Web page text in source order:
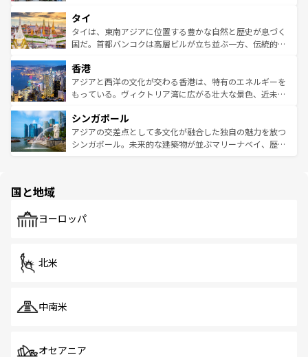
リティに包まれながら、韓国の多彩な魅力を心ゆくまで味
わってみてほしい。 なお、新着の韓国情報はコンテンツ一
覧を参照してほしい。
急速な発展と共に伝統が息づく。ハノイの古い町並みやホ
ーチミン市のフランス統治時代の建物も、独特の雰囲気を
醸し出している。また、バラエティの豊かさとおいしさで
とつ。フォーやバインミー、ベトナムコーヒーなどは、ぜ
ひ現地で味わいたい。どの地域を訪れてもあたたかい人々
が旅行者を迎えてくれるので、きっと忘れられない旅にな
参照してほしい。
タイ
タイは、東南アジアに位置する豊かな自然と歴史が息づく
国だ。首都バンコクは高層ビルが立ち並ぶ一方、伝統的な
の活気が交差している。北部ではチェンマイなどの山岳地
帯で自然と触れ合い、南部ではプーケットやクラビの美し
いビーチでリゾート気分を楽しむことができる。タイ料理
激する。気候は一年中温暖で、どの季節にも異なる楽しみ
が待っている。親しみやすいタイの人々、仏教を中心とし
た文化、そして多様な観光資源が、訪れる旅人を魅了し続
香港
アジアと西洋の文化が交わる香港は、特有のエネルギーを
もっている。ヴィクトリア湾に広がる壮大な景色、近未来
み、どこを訪れても感動するはず。観光スポットが密集し
ており、効率よく見どころを回れるのも魅力。息をのむよ
うな絶景から文化的な体験まで、香港を存分に楽しみ尽く
シンガポール
アジアの交差点として多文化が融合した独自の魅力を放つ
シンガポール。未来的な建築物が並ぶマリーナベイ、歴史
で、ホーカーズは地元の風情を楽しめる外せないスポット
国と地域
ヨーロッパ
北米
中南米
オセアニア